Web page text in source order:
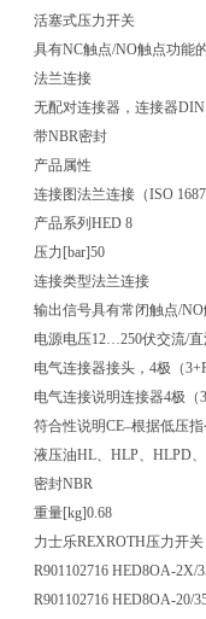
活塞式压力开关
具有NC触点/NO触点功能
法兰连接
无配对连接器，连接器DIN
带NBR密封
产品属性
连接图法兰连接（ISO
产品系列 HED 8
压力[bar]50
连接类型法兰连接
输出信号具有常闭触点/
电源电压12…250伏交流/
电气连接器接头，4极（
电气连接说明连接器4极（
符合性说明CE–根据低压指
液压油HL、HLP、HLPD
密封NBR
重量[kg]0.68
力士乐REXROTH压力开关
R901102716 HED8OA-2X/
R901102716 HED8OA-20/